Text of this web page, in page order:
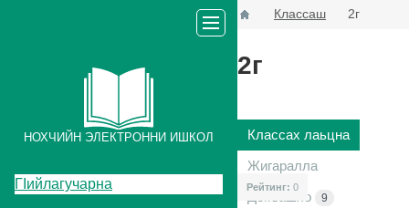
Классаш 2г
НОХЧИЙН ЭЛЕКТРОННИ ИШКОЛ
ГIийлагучарна
2г
Классах лаьцна
Жигаралла
Декъашхо
9
Рейтинг: 0